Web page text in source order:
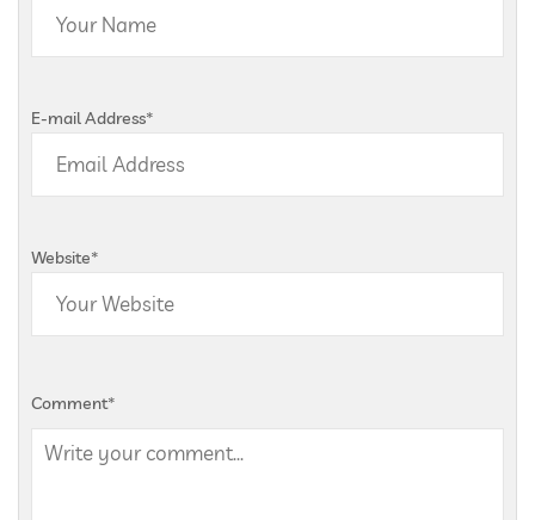
E-mail Address*
Website*
Comment*